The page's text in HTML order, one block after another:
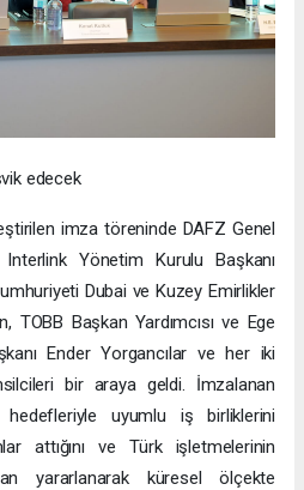
edecek
imza töreninde DAFZ Genel
Yönetim Kurulu Başkanı
Dubai ve Kuzey Emirlikler
TOBB Başkan Yardımcısı ve Ege
Ender Yorgancılar ve her iki
bir araya geldi. İmzalanan
hedefleriyle uyumlu iş birliklerini
attığını ve Türk işletmelerinin
yararlanarak küresel ölçekte